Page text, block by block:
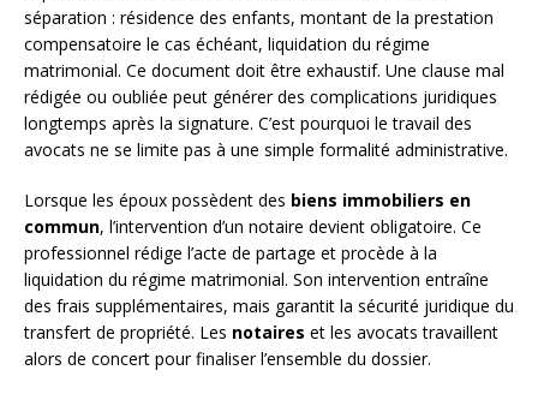
séparation : résidence des enfants, montant de la prestation
compensatoire le cas échéant, liquidation du régime
matrimonial. Ce document doit être exhaustif. Une clause mal
rédigée ou oubliée peut générer des complications juridiques
longtemps après la signature. C’est pourquoi le travail des
avocats ne se limite pas à une simple formalité administrative.
Lorsque les époux possèdent des biens immobiliers en
commun, l’intervention d’un notaire devient obligatoire. Ce
professionnel rédige l’acte de partage et procède à la
liquidation du régime matrimonial. Son intervention entraîne
des frais supplémentaires, mais garantit la sécurité juridique du
transfert de propriété. Les notaires et les avocats travaillent
alors de concert pour finaliser l’ensemble du dossier.